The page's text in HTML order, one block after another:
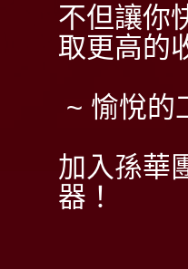
不但讓你
取更高的
~ 愉悅的
加入孫華
器！